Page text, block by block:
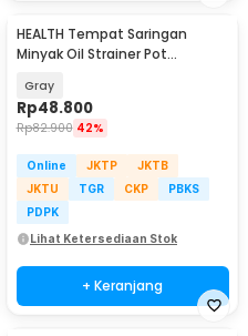
HEALTH Tempat Saringan
Minyak Oil Strainer Pot
Gray
Rp48.800
Rp82.900 42%
Online JKTP
JKTB
JKTU
TGR CKP
PBKS
PDPK
Lihat Ketersediaan Stok
+ Keranjang